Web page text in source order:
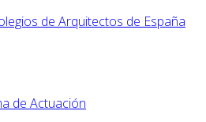
de Actuación